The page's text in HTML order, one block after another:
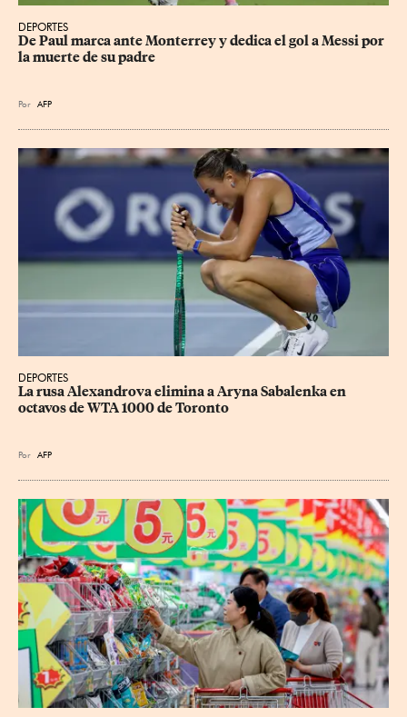
DEPORTES
De Paul marca ante Monterrey y dedica el gol a Messi por
la muerte de su padre
Por AFP
DEPORTES
La rusa Alexandrova elimina a Aryna Sabalenka en
octavos de WTA 1000 de Toronto
Por AFP